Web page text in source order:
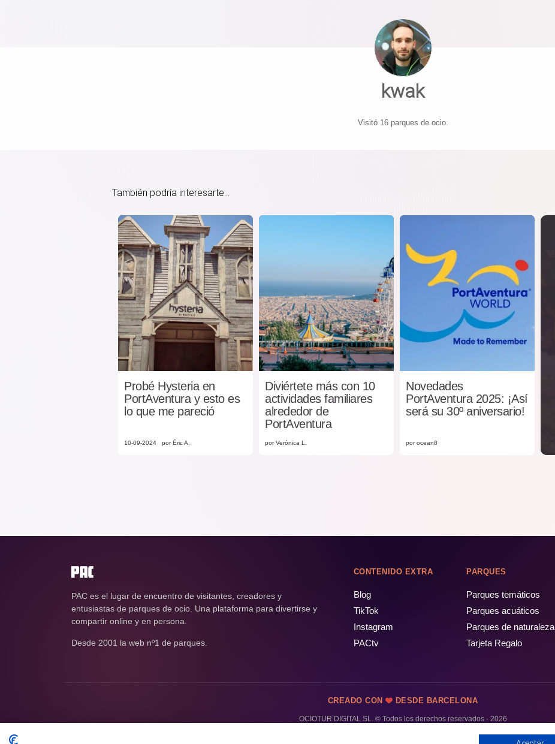
kwak
Visitó 16 parques de ocio.
También podría interesarte...
Probé Hysteria en
PortAventura y esto es
lo que me pareció
10-09-2024 por Éric A.
Diviértete más con 10
actividades familiares
alrededor de
PortAventura
por Verónica L.
Novedades
PortAventura 2025: ¡Así
será su 30º aniversario!
por ocean8
PAC es el lugar de encuentro de visitantes, creadores y
entusiastas de parques de ocio. Una plataforma para divertirse y
compartir online y en persona.
Desde 2001 la web nº1 de parques.
CONTENIDO EXTRA
Blog
TikTok
Instagram
PACtv
PARQUES
Parques temáticos
Parques acuáticos
Parques de naturaleza
Tarjeta Regalo
CREADO CON DESDE BARCELONA
OCIOTUR DIGITAL SL. © Todos los derechos reservados · 2026